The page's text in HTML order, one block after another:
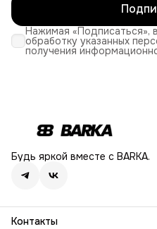
Нажимая «Подписаться»,
обработку указанных
получения
Будь яркой вместе с BARKA.
Контакты